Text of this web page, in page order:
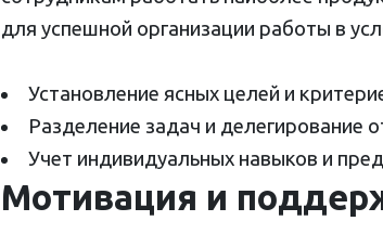
для успешной организации работы в
Установление ясных целей и
Разделение задач и делегирование
Учет индивидуальных навыков и
Мотивация и